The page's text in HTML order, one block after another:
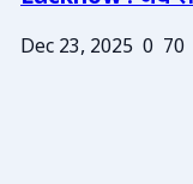
Dec 23, 2025 0 70